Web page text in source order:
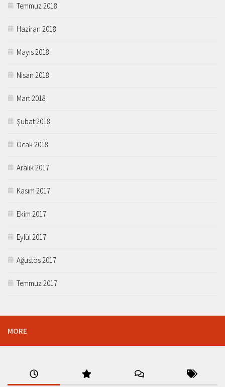
Temmuz 2018
Haziran 2018
Mayıs 2018
Nisan 2018
Mart 2018
Şubat 2018
Ocak 2018
Aralık 2017
Kasım 2017
Ekim 2017
Eylül 2017
Ağustos 2017
Temmuz 2017
MORE